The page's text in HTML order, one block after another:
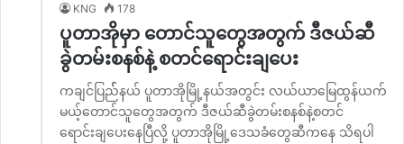
KNG 178
ပူတာအိုမှာ တောင်သူတွေအတွက် ဒီဇယ်ဆီ
ခွဲတမ်းစနစ်နဲ့ စတင်ရောင်းချပေး
ကချင်ပြည််နယ် ပူတာအိုမြို့နယ်အတွင်း လယ်ယာမြေထွန်ယက်
မယ့်တောင်သူတွေအတွက် ဒီဇယ်ဆီခွဲတမ်းစနစ်နဲ့စတင်
ရောင်းချပေးနေပြီလို့ ပူတာအိုမြို့ဒေသခံတွေဆီကနေ သိရပါ